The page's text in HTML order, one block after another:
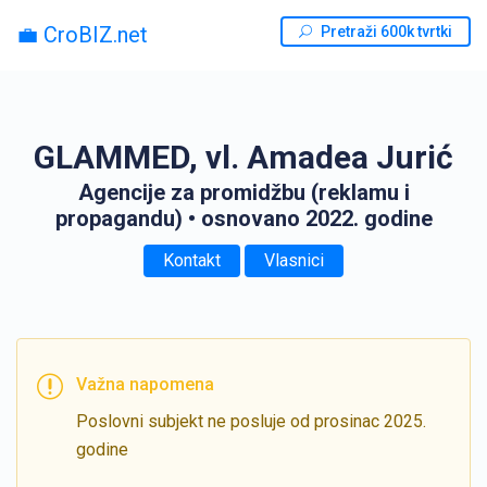
💼 CroBIZ.net Pretraži 600k tvrtki
GLAMMED, vl. Amadea Jurić
Agencije za promidžbu (reklamu i
propagandu) • osnovano 2022. godine
Kontakt Vlasnici
Važna napomena
Poslovni subjekt ne posluje od prosinac 2025.
godine